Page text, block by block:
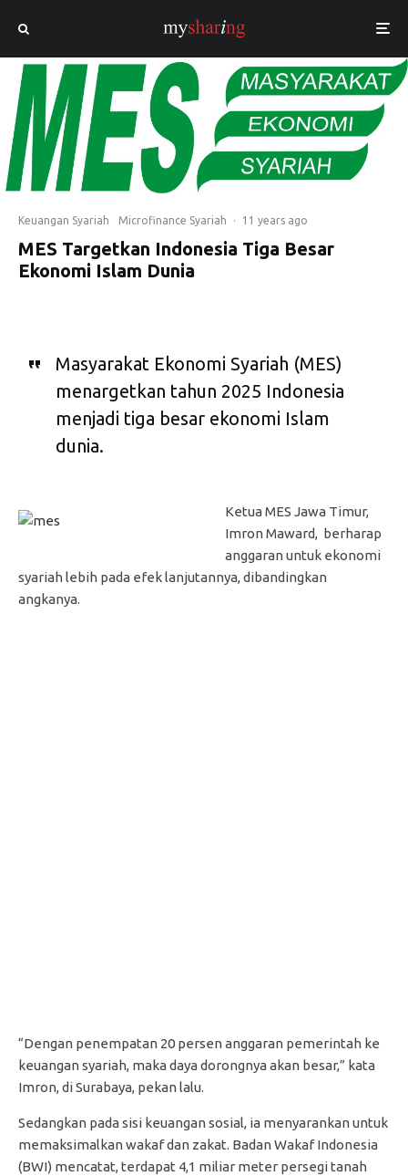
Keuangan Syariah Microfinance Syariah · 11 years ago
MES Targetkan Indonesia Tiga Besar
Ekonomi Islam Dunia
Masyarakat Ekonomi Syariah (MES)
menargetkan tahun 2025 Indonesia
menjadi tiga besar ekonomi Islam
dunia.
Ketua MES Jawa Timur,
Imron Maward, berharap
anggaran untuk ekonomi
syariah lebih pada efek lanjutannya, dibandingkan
angkanya.
“Dengan penempatan 20 persen anggaran pemerintah ke
keuangan syariah, maka daya dorongnya akan besar,” kata
Imron, di Surabaya, pekan lalu.
Sedangkan pada sisi keuangan sosial, ia menyarankan untuk
memaksimalkan wakaf dan zakat. Badan Wakaf Indonesia
(BWI) mencatat, terdapat 4,1 miliar meter persegi tanah